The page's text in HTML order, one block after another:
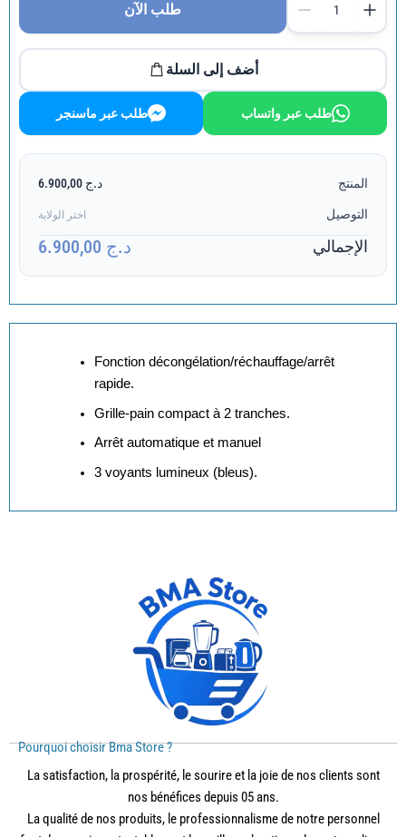
طلب الآن
أضف إلى السلة
طلب عبر واتساب طلب عبر ماسنجر
المنتج د.ج 6.900,00
التوصيل اختر الولاية
الإجمالي د.ج 6.900,00
Fonction décongélation/réchauffage/arrêt
rapide.
Grille-pain compact à 2 tranches.
Arrêt automatique et manuel
3 voyants lumineux (bleus).
Pourquoi choisir Bma Store ?
La satisfaction, la prospérité, le sourire et la joie de nos clients sont
nos bénéfices depuis 05 ans.
La qualité de nos produits, le professionnalisme de notre personnel